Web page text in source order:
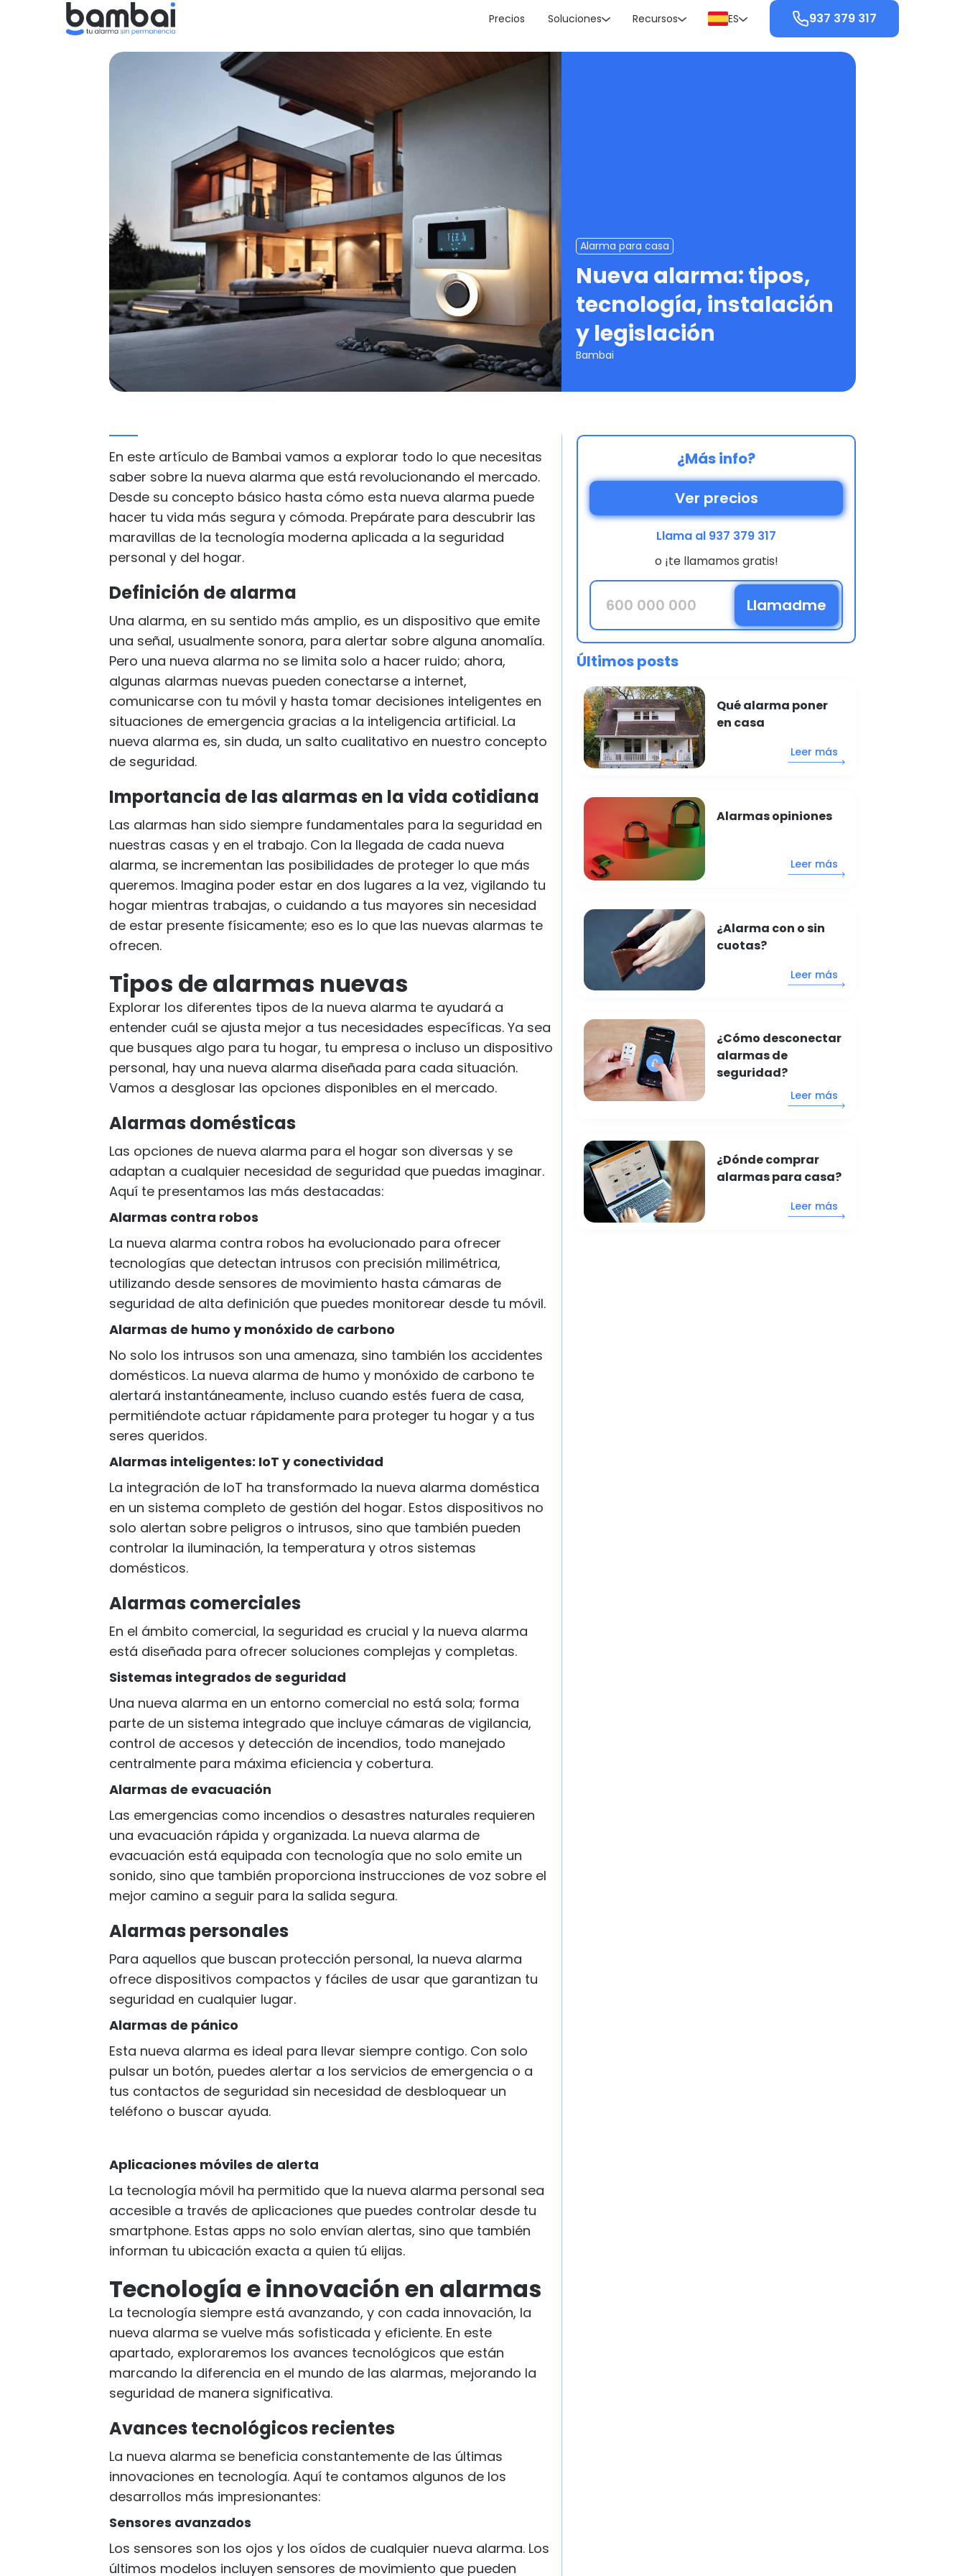
Precios Soluciones Recursos ES 937 379 317
Alarma para casa
Nueva alarma: tipos,
tecnología, instalación
y legislación
Bambai
En este artículo de Bambai vamos a explorar todo lo que necesitas
saber sobre la nueva alarma que está revolucionando el mercado.
Desde su concepto básico hasta cómo esta nueva alarma puede
hacer tu vida más segura y cómoda. Prepárate para descubrir las
maravillas de la tecnología moderna aplicada a la seguridad
personal y del hogar.
Definición de alarma
Una alarma, en su sentido más amplio, es un dispositivo que emite
una señal, usualmente sonora, para alertar sobre alguna anomalía.
Pero una nueva alarma no se limita solo a hacer ruido; ahora,
algunas alarmas nuevas pueden conectarse a internet,
comunicarse con tu móvil y hasta tomar decisiones inteligentes en
situaciones de emergencia gracias a la inteligencia artificial. La
nueva alarma es, sin duda, un salto cualitativo en nuestro concepto
de seguridad.
Importancia de las alarmas en la vida cotidiana
Las alarmas han sido siempre fundamentales para la seguridad en
nuestras casas y en el trabajo. Con la llegada de cada nueva
alarma, se incrementan las posibilidades de proteger lo que más
queremos. Imagina poder estar en dos lugares a la vez, vigilando tu
hogar mientras trabajas, o cuidando a tus mayores sin necesidad
de estar presente físicamente; eso es lo que las nuevas alarmas te
ofrecen.
Tipos de alarmas nuevas
Explorar los diferentes tipos de la nueva alarma te ayudará a
entender cuál se ajusta mejor a tus necesidades específicas. Ya sea
que busques algo para tu hogar, tu empresa o incluso un dispositivo
personal, hay una nueva alarma diseñada para cada situación.
Vamos a desglosar las opciones disponibles en el mercado.
Alarmas domésticas
Las opciones de nueva alarma para el hogar son diversas y se
adaptan a cualquier necesidad de seguridad que puedas imaginar.
Aquí te presentamos las más destacadas:
Alarmas contra robos
La nueva alarma contra robos ha evolucionado para ofrecer
tecnologías que detectan intrusos con precisión milimétrica,
utilizando desde sensores de movimiento hasta cámaras de
seguridad de alta definición que puedes monitorear desde tu móvil.
Alarmas de humo y monóxido de carbono
No solo los intrusos son una amenaza, sino también los accidentes
domésticos. La nueva alarma de humo y monóxido de carbono te
alertará instantáneamente, incluso cuando estés fuera de casa,
permitiéndote actuar rápidamente para proteger tu hogar y a tus
seres queridos.
Alarmas inteligentes: IoT y conectividad
La integración de IoT ha transformado la nueva alarma doméstica
en un sistema completo de gestión del hogar. Estos dispositivos no
solo alertan sobre peligros o intrusos, sino que también pueden
controlar la iluminación, la temperatura y otros sistemas
domésticos.
Alarmas comerciales
En el ámbito comercial, la seguridad es crucial y la nueva alarma
está diseñada para ofrecer soluciones complejas y completas.
Sistemas integrados de seguridad
Una nueva alarma en un entorno comercial no está sola; forma
parte de un sistema integrado que incluye cámaras de vigilancia,
control de accesos y detección de incendios, todo manejado
centralmente para máxima eficiencia y cobertura.
Alarmas de evacuación
Las emergencias como incendios o desastres naturales requieren
una evacuación rápida y organizada. La nueva alarma de
evacuación está equipada con tecnología que no solo emite un
sonido, sino que también proporciona instrucciones de voz sobre el
mejor camino a seguir para la salida segura.
Alarmas personales
Para aquellos que buscan protección personal, la nueva alarma
ofrece dispositivos compactos y fáciles de usar que garantizan tu
seguridad en cualquier lugar.
Alarmas de pánico
Esta nueva alarma es ideal para llevar siempre contigo. Con solo
pulsar un botón, puedes alertar a los servicios de emergencia o a
tus contactos de seguridad sin necesidad de desbloquear un
teléfono o buscar ayuda.
Aplicaciones móviles de alerta
La tecnología móvil ha permitido que la nueva alarma personal sea
accesible a través de aplicaciones que puedes controlar desde tu
smartphone. Estas apps no solo envían alertas, sino que también
informan tu ubicación exacta a quien tú elijas.
Tecnología e innovación en alarmas
La tecnología siempre está avanzando, y con cada innovación, la
nueva alarma se vuelve más sofisticada y eficiente. En este
apartado, exploraremos los avances tecnológicos que están
marcando la diferencia en el mundo de las alarmas, mejorando la
seguridad de manera significativa.
Avances tecnológicos recientes
La nueva alarma se beneficia constantemente de las últimas
innovaciones en tecnología. Aquí te contamos algunos de los
desarrollos más impresionantes:
Sensores avanzados
Los sensores son los ojos y los oídos de cualquier nueva alarma. Los
últimos modelos incluyen sensores de movimiento que pueden
¿Más info?
Ver precios
Llama al 937 379 317
o ¡te llamamos gratis!
Últimos posts
Qué alarma poner
en casa
Leer más
Alarmas opiniones
Leer más
¿Alarma con o sin
cuotas?
Leer más
¿Cómo desconectar
alarmas de
seguridad?
Leer más
¿Dónde comprar
alarmas para casa?
Leer más